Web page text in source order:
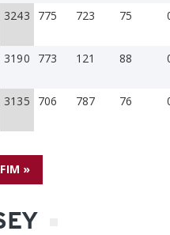
3243 775 723 75
3190 773 121 88
3135 706 787 76
FIM »